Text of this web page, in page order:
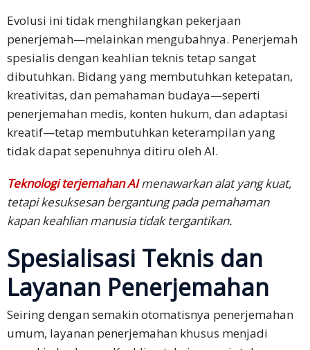
Evolusi ini tidak menghilangkan pekerjaan
penerjemah—melainkan mengubahnya. Penerjemah
spesialis dengan keahlian teknis tetap sangat
dibutuhkan. Bidang yang membutuhkan ketepatan,
kreativitas, dan pemahaman budaya—seperti
penerjemahan medis, konten hukum, dan adaptasi
kreatif—tetap membutuhkan keterampilan yang
tidak dapat sepenuhnya ditiru oleh AI.
Teknologi terjemahan AImenawarkan alat yang kuat,
tetapi kesuksesan bergantung pada pemahaman
kapan keahlian manusia tidak tergantikan.
Spesialisasi Teknis dan
Layanan Penerjemahan
Seiring dengan semakin otomatisnya penerjemahan
umum, layanan penerjemahan khusus menjadi